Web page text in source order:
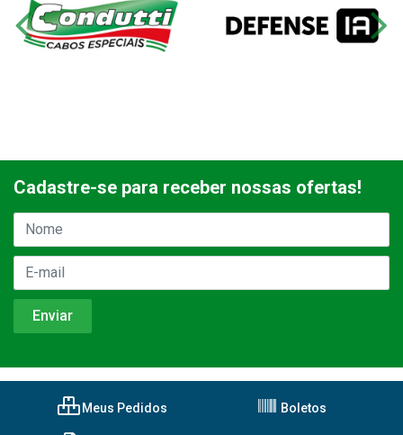
Cadastre-se para receber nossas ofertas!
Meus Pedidos Boletos